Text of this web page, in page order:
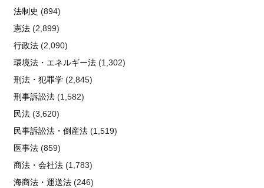
法制史 (894)
憲法(2,899)
行政法(2,090)
環境法・エネルギー法(1,302)
刑法・犯罪学(2,845)
刑事訴訟法(1,582)
民法(3,620)
民事訴訟法・倒産法(1,519)
医事法(859)
商法・会社法(1,783)
海商法・運送法(246)